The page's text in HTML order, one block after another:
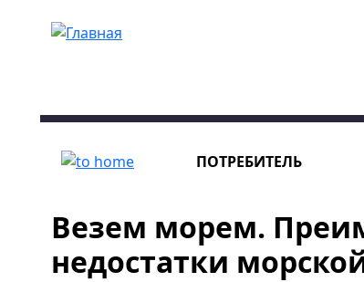
ПОТРЕБИТЕЛЬ
Везем морем.
недостатки